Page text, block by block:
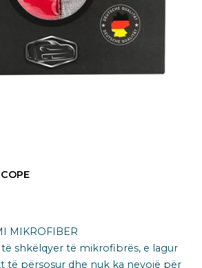
MIKROFIBER
shkëlqyer të mikrofibrës, e lagur
të përsosur dhe nuk ka nevojë për